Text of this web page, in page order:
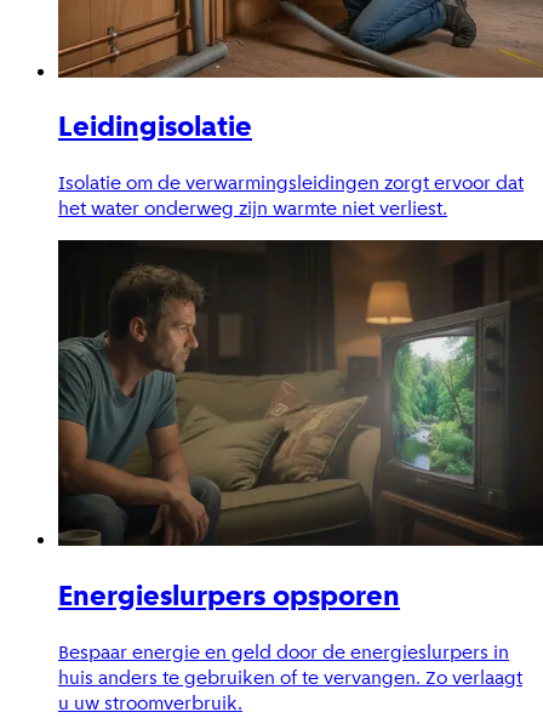
Leidingisolatie
Isolatie om de verwarmingsleidingen zorgt ervoor dat
het water onderweg zijn warmte niet verliest.
Energieslurpers opsporen
Bespaar energie en geld door de energieslurpers in
huis anders te gebruiken of te vervangen. Zo verlaagt
u uw stroomverbruik.